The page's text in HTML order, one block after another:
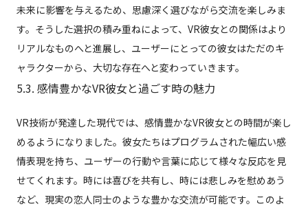
未来に影響を与えるため、思慮深く選びながら交流を楽しみま
す。そうした選択の積み重ねによって、VR彼女との関係はより
リアルなものへと進展し、ユーザーにとっての彼女はただのキ
ャラクターから、大切な存在へと変わっていきます。
5.3. 感情豊かなVR彼女と過ごす時の魅力
VR技術が発達した現代では、感情豊かなVR彼女との時間が楽し
めるようになりました。彼女たちはプログラムされた幅広い感
情表現を持ち、ユーザーの行動や言葉に応じて様々な反応を見
せてくれます。時には喜びを共有し、時には悲しみを慰めあう
など、現実の恋人同士のような豊かな交流が可能です。このよ